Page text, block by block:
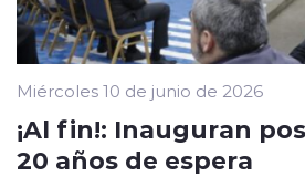
Miércoles 10 de junio de 2026
¡Al fin!: Inauguran
20 años de espera